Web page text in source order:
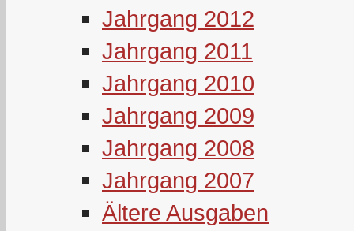
Jahrgang 2012
Jahrgang 2011
Jahrgang 2010
Jahrgang 2009
Jahrgang 2008
Jahrgang 2007
Ältere Ausgaben